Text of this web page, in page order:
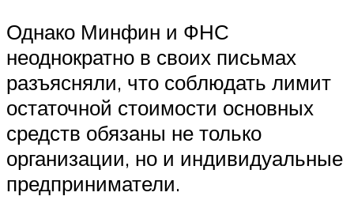
Однако Минфин и ФНС
неоднократно в своих письмах
разъясняли, что соблюдать лимит
остаточной стоимости основных
средств обязаны не только
организации, но и индивидуальные
предприниматели.